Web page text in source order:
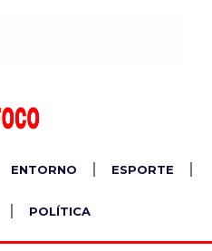
ENTORNO ESPORTE
POLÍTICA